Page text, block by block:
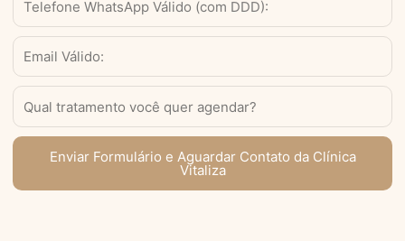
Válido
(com
DDD)
Email
Serviço
Enviar Formulário e Aguardar Contato da Clínica
Vitaliza